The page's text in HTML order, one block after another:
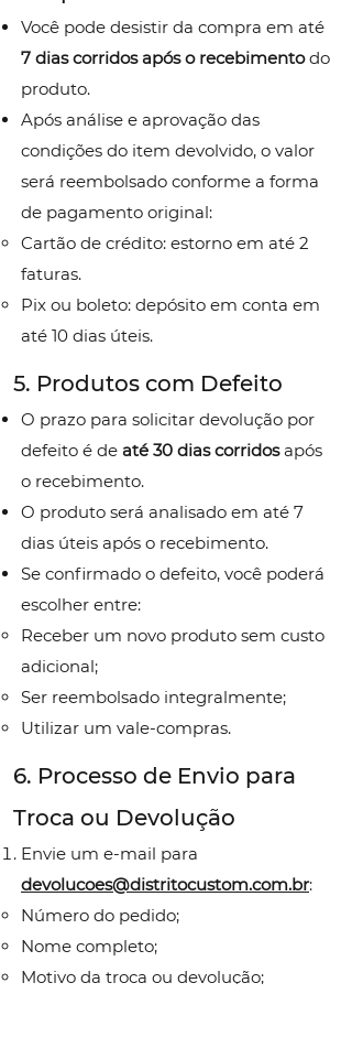
Você pode desistir da compra em até
7 dias corridos após o recebimentodo
produto.
Após análise e aprovação das
condições do item devolvido, o valor
será reembolsado conforme a forma
de pagamento original:
Cartão de crédito: estorno em até 2
faturas.
Pix ou boleto: depósito em conta em
até 10 dias úteis.
5. Produtos com Defeito
O prazo para solicitar devolução por
defeito é de até 30 dias corridosapós
o recebimento.
O produto será analisado em até 7
dias úteis após o recebimento.
Se confirmado o defeito, você poderá
escolher entre:
Receber um novo produto sem custo
adicional;
Ser reembolsado integralmente;
Utilizar um vale-compras.
6. Processo de Envio para
Troca ou Devolução
Envie um e-mail para
devolucoes@distritocustom.com.br:
Número do pedido;
Nome completo;
Motivo da troca ou devolução;